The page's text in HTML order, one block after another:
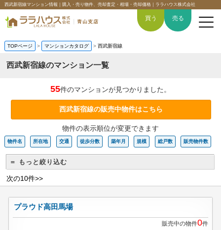
西武新宿線マンション情報｜購入・売り物件、売却査定・相場・売却価格｜ララハウス株式会社
買いたい
空間デザイン事例
スタッフ紹介
買う 売る
TOPページ > マンションカタログ > 西武新宿線
西武新宿線のマンション一覧
55件のマンションが見つかりました。
西武新宿線の販売中物件はこちら
物件の表示順位が変更できます
物件名 所在地 交通 徒歩分数 築年月 規模 総戸数 販売物件数
＝ もっと絞り込む
次の10件>>
プラウド高田馬場
販売中の物件0件